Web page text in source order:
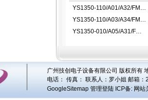
YS1350-110/A01/A32/FM指示控制器
YS1350-110/A03/A34/FM指示控制器
YS1350-010/A05/A31/FM指示控制器
广州技创电子设备有限公司 版权所有
电话： 传真： 联系人： 罗小姐 邮箱：
GoogleSitemap 管理登陆 ICP备: 网站